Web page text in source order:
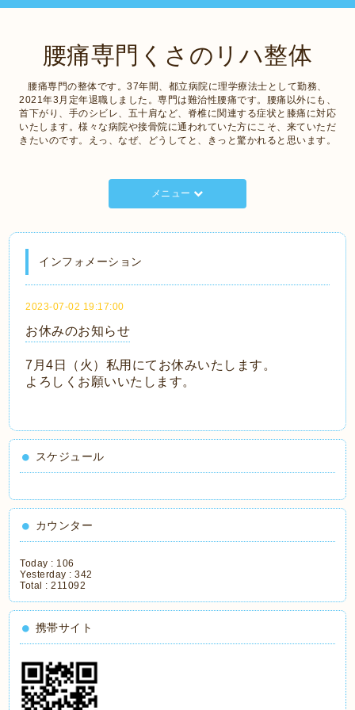
腰痛専門くさのリハ整体
腰痛専門の整体です。37年間、都立病院に理学療法士として勤務、
2021年3月定年退職しました。専門は難治性腰痛です。腰痛以外にも、
首下がり、手のシビレ、五十肩など、脊椎に関連する症状と膝痛に対応
いたします。様々な病院や接骨院に通われていた方にこそ、来ていただ
きたいのです。えっ、なぜ、どうしてと、きっと驚かれると思います。
メニュー
インフォメーション
2023-07-02 19:17:00
お休みのお知らせ
7月4日（火）私用にてお休みいたします。
よろしくお願いいたします。
スケジュール
カウンター
Today : 106
Yesterday :342
Total :211092
携帯サイト